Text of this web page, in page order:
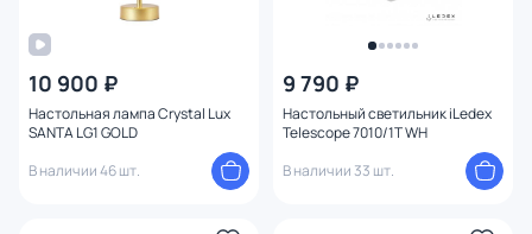
10 900 ₽
Настольная лампа Crystal Lux
SANTA LG1 GOLD
В наличии 46 шт.
9 790 ₽
Настольный светильник iLedex
Telescope 7010/1T WH
В наличии 33 шт.
Тема
Конструкция